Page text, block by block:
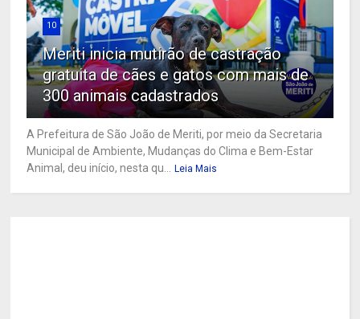
10
Meriti inicia mutirão de castração
gratuita de cães e gatos com mais de
300 animais cadastrados
A Prefeitura de São João de Meriti, por meio da Secretaria
Municipal de Ambiente, Mudanças do Clima e Bem-Estar
Animal, deu início, nesta qu... Leia Mais